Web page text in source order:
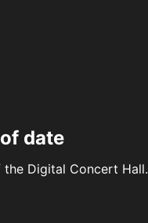
date
Digital Concert Hall.